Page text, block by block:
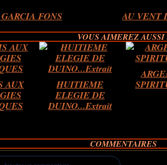
FONS AU VENT
VOUS AIMEREZ AUSSI
AUX
HUITIEME
ELEGIE DE
DUINO...Extrait
COMMENTAIRES